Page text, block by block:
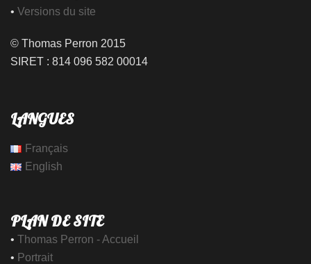
• Versions du site
© Thomas Perron 2015
SIRET : 814 096 582 00014
LANGUES
Français
English
PLAN DE SITE
• Thomas Perron - Accueil
• Portrait